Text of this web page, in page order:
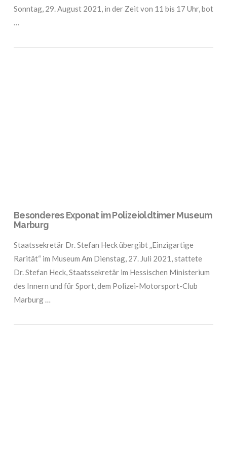
Sonntag, 29. August 2021, in der Zeit von 11 bis 17 Uhr, bot
…
Besonderes Exponat im Polizeioldtimer Museum
Marburg
Staatssekretär Dr. Stefan Heck übergibt „Einzigartige
Rarität“ im Museum Am Dienstag, 27. Juli 2021, stattete
Dr. Stefan Heck, Staatssekretär im Hessischen Ministerium
des Innern und für Sport, dem Polizei-Motorsport-Club
Marburg …